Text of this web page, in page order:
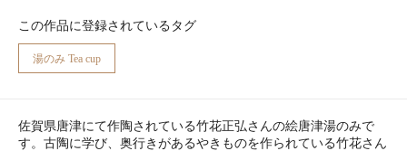
この作品に登録されているタグ
湯のみ Tea cup
佐賀県唐津にて作陶されている竹花正弘さんの絵唐津湯のみで
す。古陶に学び、奥行きがあるやきものを作られている竹花さん